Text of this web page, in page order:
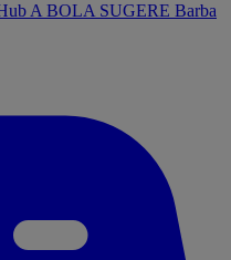
A BOLA SUGERE Barba